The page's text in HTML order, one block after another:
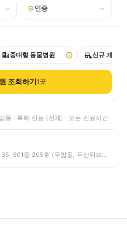
인증
중대형 동물병원 신규 개원
조회하기1곳
동 · 특화 진료 (전체) · 모든 진료시간
부산광역시 남구 유엔로 35, 501동 205호 (우암동, 두산위브더제니스오션시티)